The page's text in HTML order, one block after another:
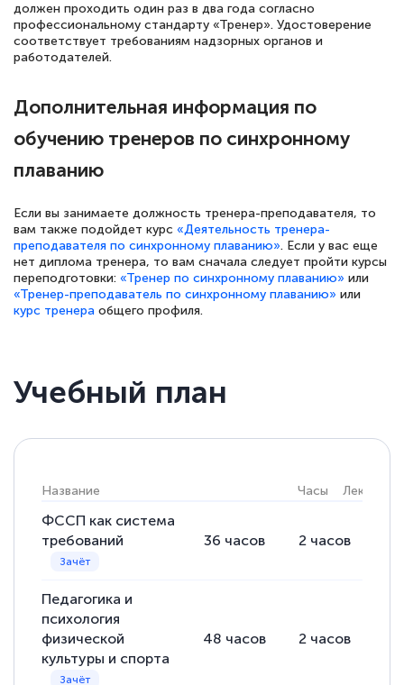
должен проходить один раз в два года согласно
профессиональному стандарту «Тренер». Удостоверение
соответствует требованиям надзорных органов и
работодателей.
Дополнительная информация по
обучению тренеров по синхронному
плаванию
Если вы занимаете должность тренера-преподавателя, то
вам также подойдет курс «Деятельность тренера-
преподавателя по синхронному плаванию». Если у вас еще
нет диплома тренера, то вам сначала следует пройти курсы
переподготовки: «Тренер по синхронному плаванию» или
«Тренер-преподаватель по синхронному плаванию» или
курс тренера общего профиля.
Учебный план
Название Часы Лекции
ФССП как система
требований
36 часов 2 часов
Педагогика и
психология
физической
культуры и спорта
48 часов 2 часов